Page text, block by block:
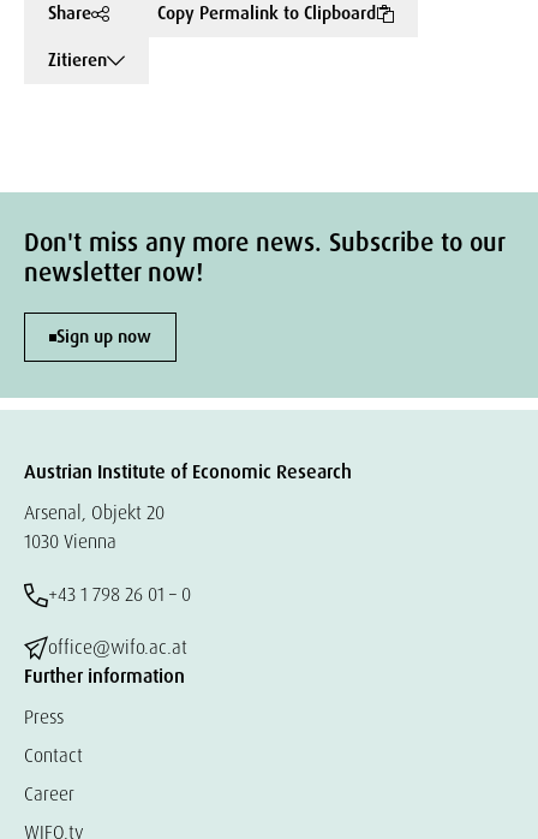
Share
Copy Permalink to Clipboard
Zitieren
Don't miss any more news. Subscribe to our
newsletter now!
Sign up now
Austrian Institute of Economic Research
Arsenal, Objekt 20
1030 Vienna
+43 1 798 26 01 – 0
office@wifo.ac.at
Further information
Press
Contact
Career
WIFO.tv